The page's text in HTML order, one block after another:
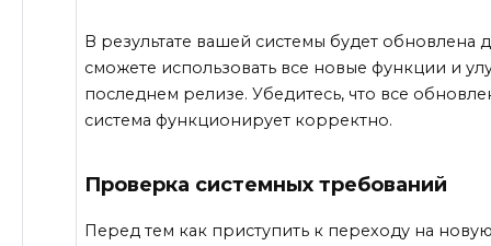
В результате вашей системы будет обновлена
сможете использовать все новые функции и
последнем релизе. Убедитесь, что все
система функционирует корректно.
Проверка системных требований
Перед тем как приступить к переходу на